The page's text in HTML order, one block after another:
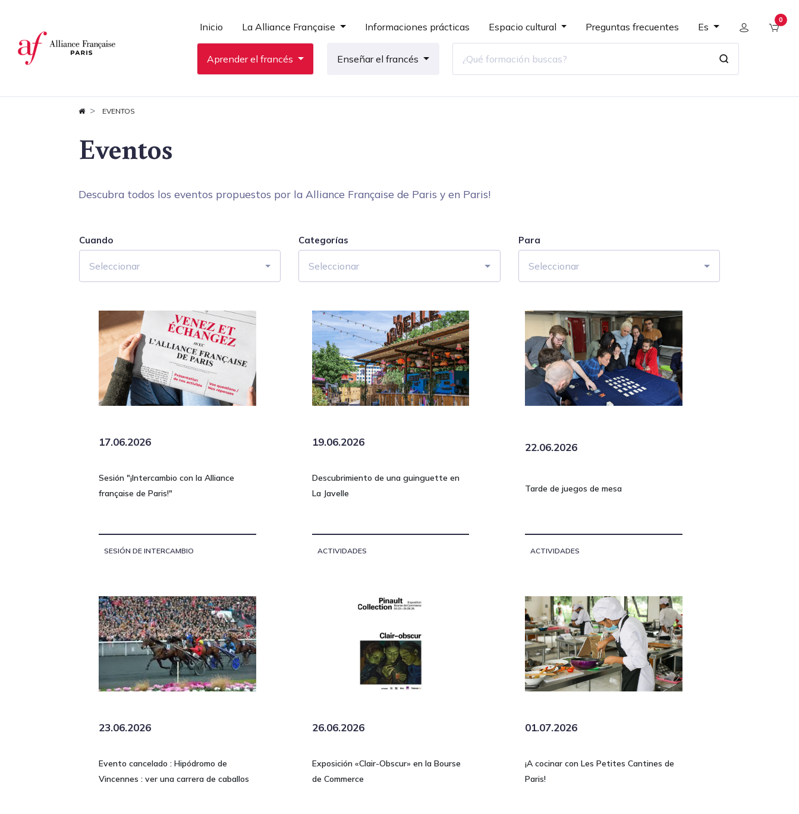
Inicio La Alliance Française Informaciones prácticas Espacio cultural Preguntas frecuentes Es
0
Aprender el francés Enseñar el francés
EVENTOS
Eventos
Descubra todos los eventos propuestos por la Alliance Française de Paris y en Paris!
Cuando
Seleccionar
Categorías
Seleccionar
Para
Seleccionar
17.06.2026
Sesión "¡Intercambio con la Alliance
française de Paris!"
SESIÓN DE INTERCAMBIO
19.06.2026
Descubrimiento de una guinguette en
La Javelle
ACTIVIDADES
22.06.2026
Tarde de juegos de mesa
ACTIVIDADES
23.06.2026
Evento cancelado : Hipódromo de
Vincennes : ver una carrera de caballos
26.06.2026
Exposición «Clair-Obscur» en la Bourse
de Commerce
01.07.2026
¡A cocinar con Les Petites Cantines de
Paris!